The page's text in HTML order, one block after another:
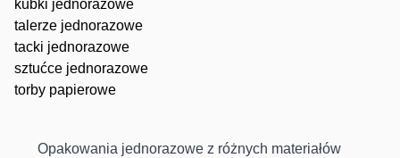
kubki jednorazowe
talerze jednorazowe
tacki jednorazowe
sztućce jednorazowe
torby papierowe
Opakowania jednorazowe z różnych materiałów